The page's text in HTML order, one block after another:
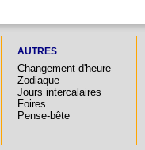
AUTRES
Changement d'heure
Zodiaque
Jours intercalaires
Foires
Pense-bête